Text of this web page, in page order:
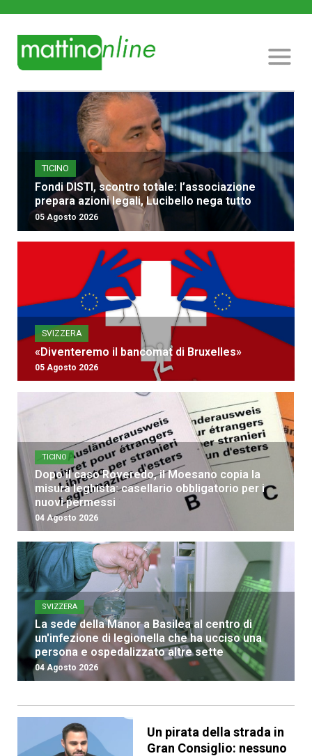
TICINO
Fondi DISTI, scontro totale: l’associazione
prepara azioni legali, Lucibello nega tutto
05 Agosto 2026
SVIZZERA
«Diventeremo il bancomat di Bruxelles»
05 Agosto 2026
TICINO
Dopo il caso Roveredo, il Moesano copia la
misura leghista: casellario obbligatorio per i
nuovi permessi
04 Agosto 2026
SVIZZERA
La sede della Manor a Basilea al centro di
un'infezione di legionella che ha ucciso una
persona e ospedalizzato altre sette
04 Agosto 2026
Un pirata della strada in
Gran Consiglio: nessuno